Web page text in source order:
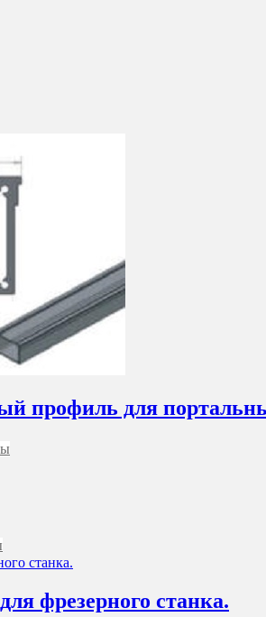
профиль для
выбрать
странице
товара.
товар
имеет
несколько
вариаций.фрезерного станка.